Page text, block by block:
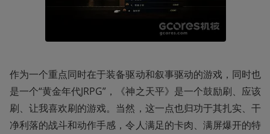
作为一个重点同时在于装备驱动和叙事驱动的游戏，同时也
是一个“黄金年代JRPG”，《神之天平》是一个鼓励刷、应该
刷、让我喜欢刷的游戏。当然，这一点也归功于其扎实、干
净利落的战斗和动作手感，令人满足的卡肉、满屏爆开的特